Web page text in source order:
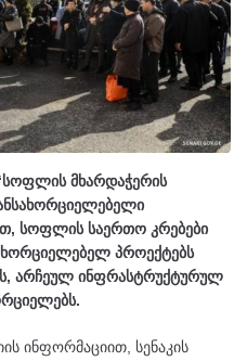
მხარდაჭერის
სოფლის საერთო კრებები
პროექტებს
არჩეულ ინფრასტრუქტურულ
ინფორმაციით, სენაკის